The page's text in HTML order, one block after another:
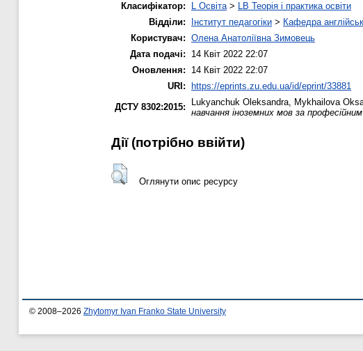
Класифікатор:
L Освіта> LB Теорія і практика освіти
Відділи:
Інститут педагогіки > Кафедра
Користувач: Олена Анатоліївна Зимовець
Дата подачі:
14 Квіт 2022 22:07
Оновлення:
14 Квіт 2022 22:07
URI:
https://eprints.zu.edu.ua/id/eprint/33881
ДСТУ 8302:2015:
Lukyanchuk Oleksandra, Mykhailova
навчання іноземних мов за
Дії ​​(потрібно ввійти)
Оглянути опис ресурсу
© 2008–2026 Zhytomyr Ivan Franko State University